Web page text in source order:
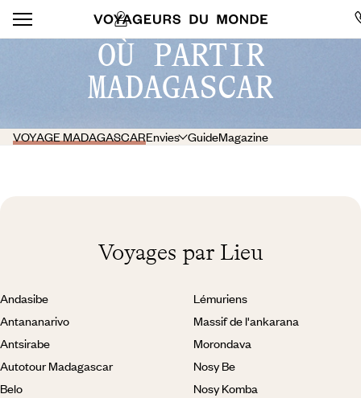
OÙ PARTIR
MADAGASCAR
VOYAGE MADAGASCAREnvies GuideMagazine
Voyages par Lieu
Andasibe
Antananarivo
Antsirabe
Autotour Madagascar
Belo
Lémuriens
Massif de l'ankarana
Morondava
Nosy Be
Nosy Komba